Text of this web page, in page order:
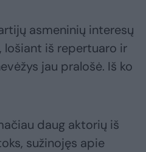
asmeninių interesų
lošiant iš repertuaro ir
jau pralošė. Iš ko
daug aktorių iš
sužinojęs apie